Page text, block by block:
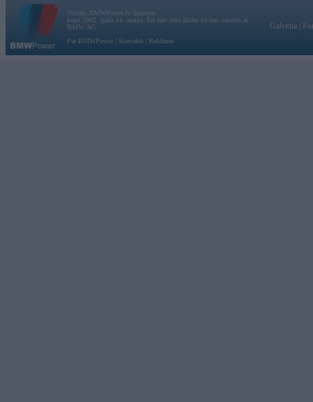
Vortāls BMWPower.lv darbojas
kopš 2002. gada 14. maija. Tas nav auto klubs un nav saistīts ar
BMW AG.
Par BMWPower
Kontakti Reklāma
Galvena